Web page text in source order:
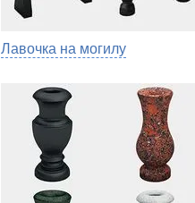
Лавочка на могилу